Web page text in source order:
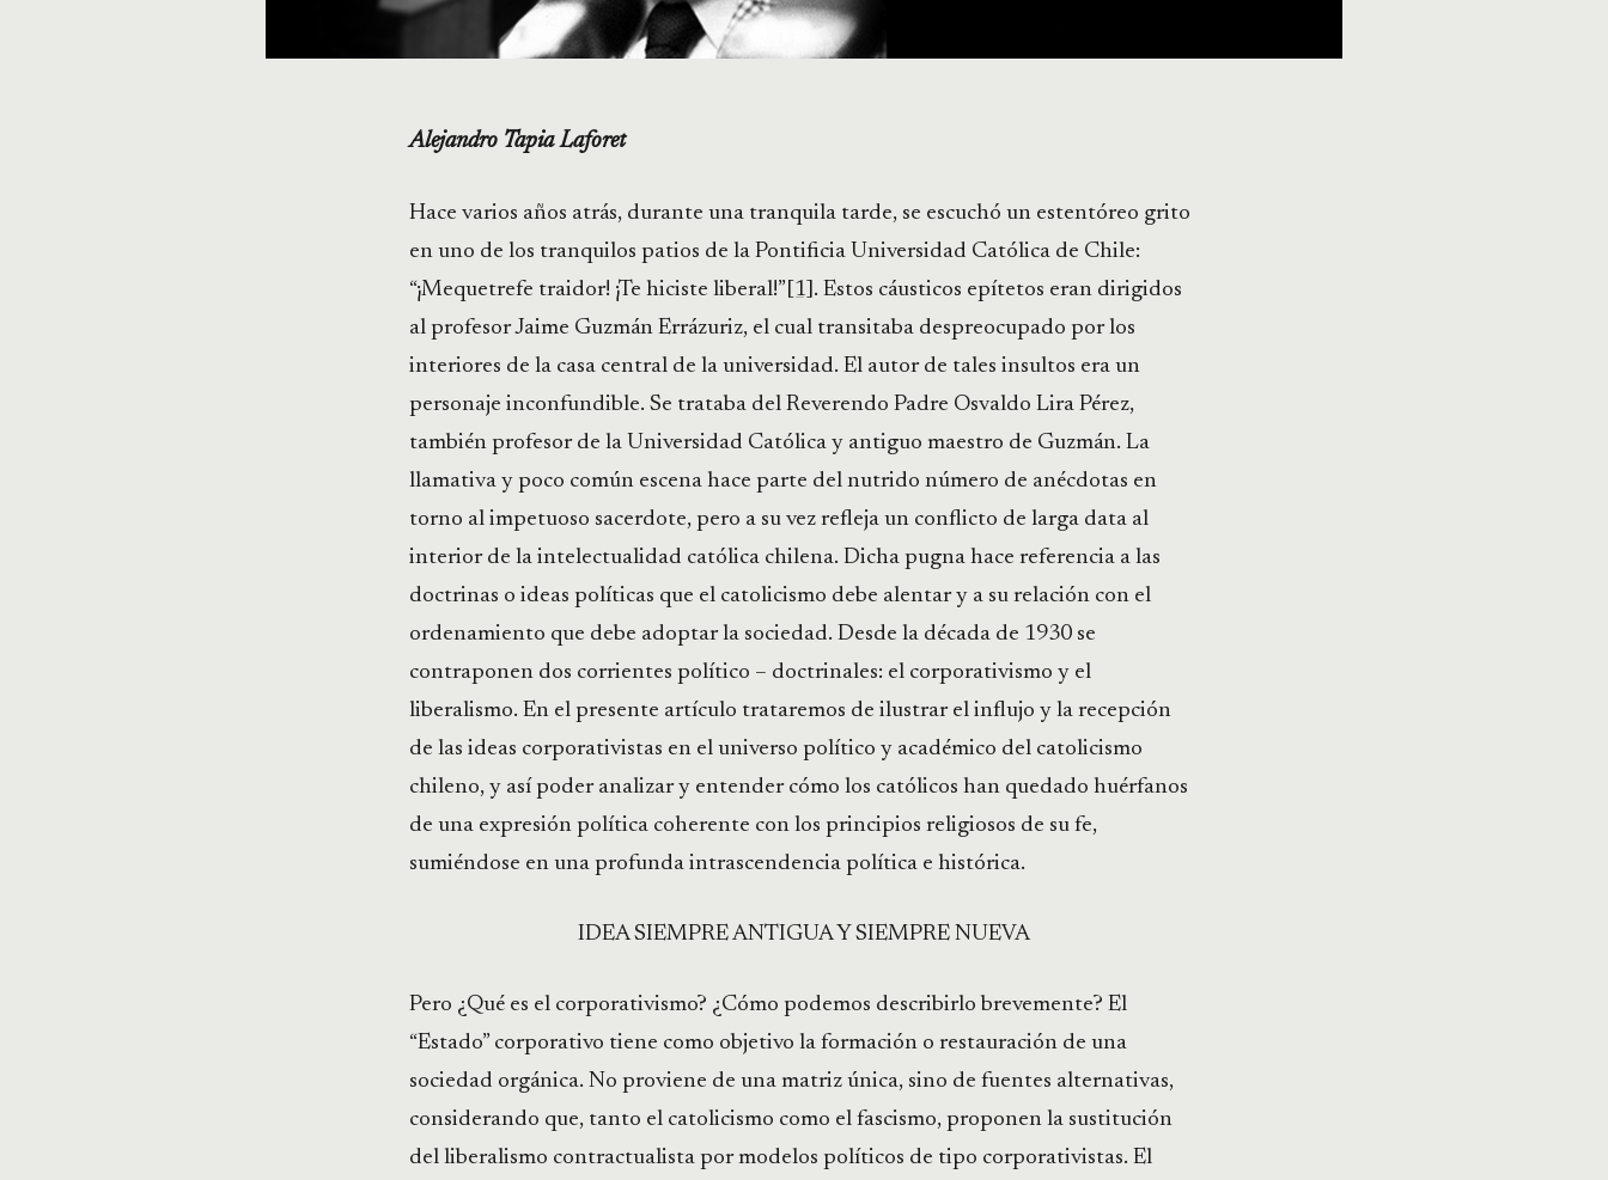
Alejandro Tapia Laforet
Hace varios años atrás, durante una tranquila tarde, se escuchó un estentóreo grito
en uno de los tranquilos patios de la Pontificia Universidad Católica de Chile:
“¡Mequetrefe traidor! ¡Te hiciste liberal!” [1] . Estos cáusticos epítetos eran dirigidos
al profesor Jaime Guzmán Errázuriz, el cual transitaba despreocupado por los
interiores de la casa central de la universidad. El autor de tales insultos era un
personaje inconfundible. Se trataba del Reverendo Padre Osvaldo Lira Pérez,
también profesor de la Universidad Católica y antiguo maestro de Guzmán. La
llamativa y poco común escena hace parte del nutrido número de anécdotas en
torno al impetuoso sacerdote, pero a su vez refleja un conflicto de larga data al
interior de la intelectualidad católica chilena. Dicha pugna hace referencia a las
doctrinas o ideas políticas que el catolicismo debe alentar y a su relación con el
ordenamiento que debe adoptar la sociedad. Desde la década de 1930 se
contraponen dos corrientes político – doctrinales: el corporativismo y el
liberalismo. En el presente artículo trataremos de ilustrar el influjo y la recepción
de las ideas corporativistas en el universo político y académico del catolicismo
chileno, y así poder analizar y entender cómo los católicos han quedado huérfanos
de una expresión política coherente con los principios religiosos de su fe,
sumiéndose en una profunda intrascendencia política e histórica.
IDEA SIEMPRE ANTIGUA Y SIEMPRE NUEVA
Pero ¿Qué es el corporativismo? ¿Cómo podemos describirlo brevemente? El
“Estado” corporativo tiene como objetivo la formación o restauración de una
sociedad orgánica. No proviene de una matriz única, sino de fuentes alternativas,
considerando que, tanto el catolicismo como el fascismo, proponen la sustitución
del liberalismo contractualista por modelos políticos de tipo corporativistas. El